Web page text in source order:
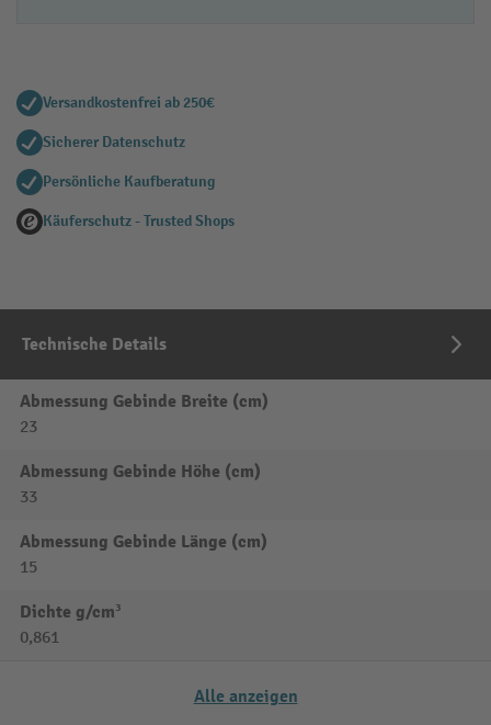
Versandkostenfrei ab 250€
Sicherer Datenschutz
Persönliche Kaufberatung
Käuferschutz - Trusted Shops
Technische Details
Abmessung Gebinde Breite (cm)
23
Abmessung Gebinde Höhe (cm)
33
Abmessung Gebinde Länge (cm)
15
Dichte g/cm³
0,861
Alle anzeigen